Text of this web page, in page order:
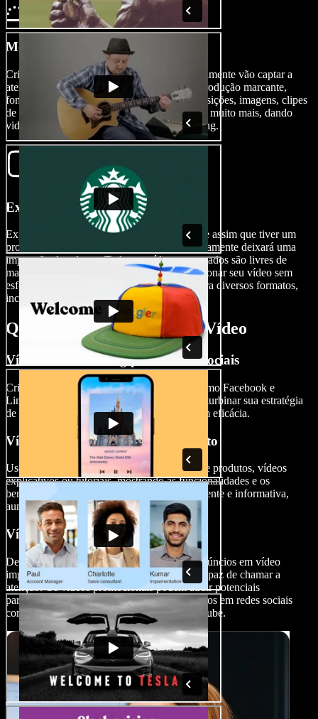
Monte Seu Anúncio em Vídeo
Crie anúncios visualmente atraentes que certamente vão captar a
atenção do seu público, adicionando uma introdução marcante,
fontes de alta qualidade, efeitos de texto, transições, imagens, clipes
de vídeo, música de fundo, narração por IA e muito mais, dando
vida à sua visão e à sua estratégia de marketing.
Exporte Seu Anúncio em Vídeo
Exporte seu anúncio em vídeo com facilidade assim que tiver um
produto final refinado e profissional, que certamente deixará uma
impressão duradoura. Todos os vídeos exportados são livres de
marcas d'água. Você também pode redimensionar seu vídeo sem
esforço para garantir que ele esteja pronto para diversos formatos,
incluindo banners.
Quando Usar Anúncios em Vídeo
Vídeos de Marketing para Redes Sociais
Crie anúncios em vídeo para redes sociais como Facebook e
LinkedIn, ou até mesmo para televisão, para turbinar sua estratégia
de marketing e alcançar seu público-alvo com eficácia.
Vídeos de Demonstração de Produto
Use anúncios em vídeo para demonstração de produtos, vídeos
explicativos ou tutoriais, mostrando as funcionalidades e os
benefícios do seu produto de maneira envolvente e informativa,
aumentando conversões e vendas.
Vídeos de Promoção de Eventos
Destaque a divulgação do seu evento com anúncios em vídeo
impactantes, oferecendo uma prévia visual capaz de chamar a
atenção. Os vídeos promocionais podem atrair potenciais
participantes, especialmente quando publicados em redes sociais
como Facebook, TikTok, Instagram ou YouTube.